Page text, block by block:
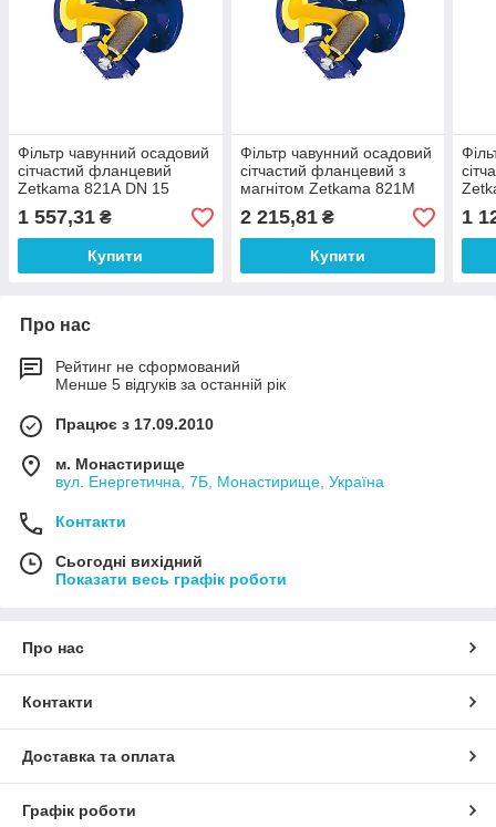
Фільтр чавунний осадовий
сітчастий фланцевий
Zetkama 821А DN 15
1 557,31 ₴
Купити
Фільтр чавунний осадовий
сітчастий фланцевий з
магнітом Zetkama 821M
DN 15
2 215,81₴
Купити
1
Про нас
Рейтинг не сформований
Менше 5 відгуків за останній рік
Працює з 17.09.2010
м. Монастирище
вул. Енергетична, 7Б, Монастирище, Україна
Контакти
Сьогодні вихідний
Показати весь графік роботи
Про нас
Контакти
Доставка та оплата
Графік роботи